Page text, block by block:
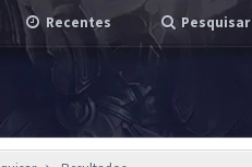
Recentes Pesquisar